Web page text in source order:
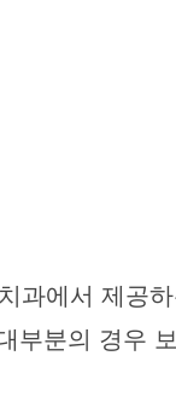
과에서 제공
부분의 경우